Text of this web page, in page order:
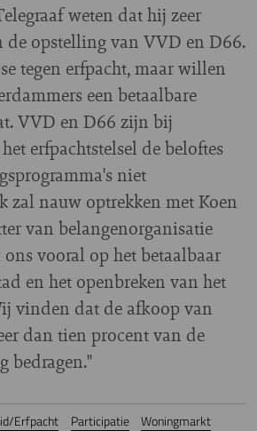
weten dat hij zeer
de opstelling van VVD en D66.
tegen erfpacht, maar willen
een betaalbare
VVD en D66 zijn bij
erfpachtstelsel de beloftes
niet
zal nauw optrekken met Koen
van belangenorganisatie
ons vooral op het betaalbaar
en het openbreken van het
vinden dat de afkoop van
dan tien procent van de
bedragen."
Erfpacht Participatie Woningmarkt